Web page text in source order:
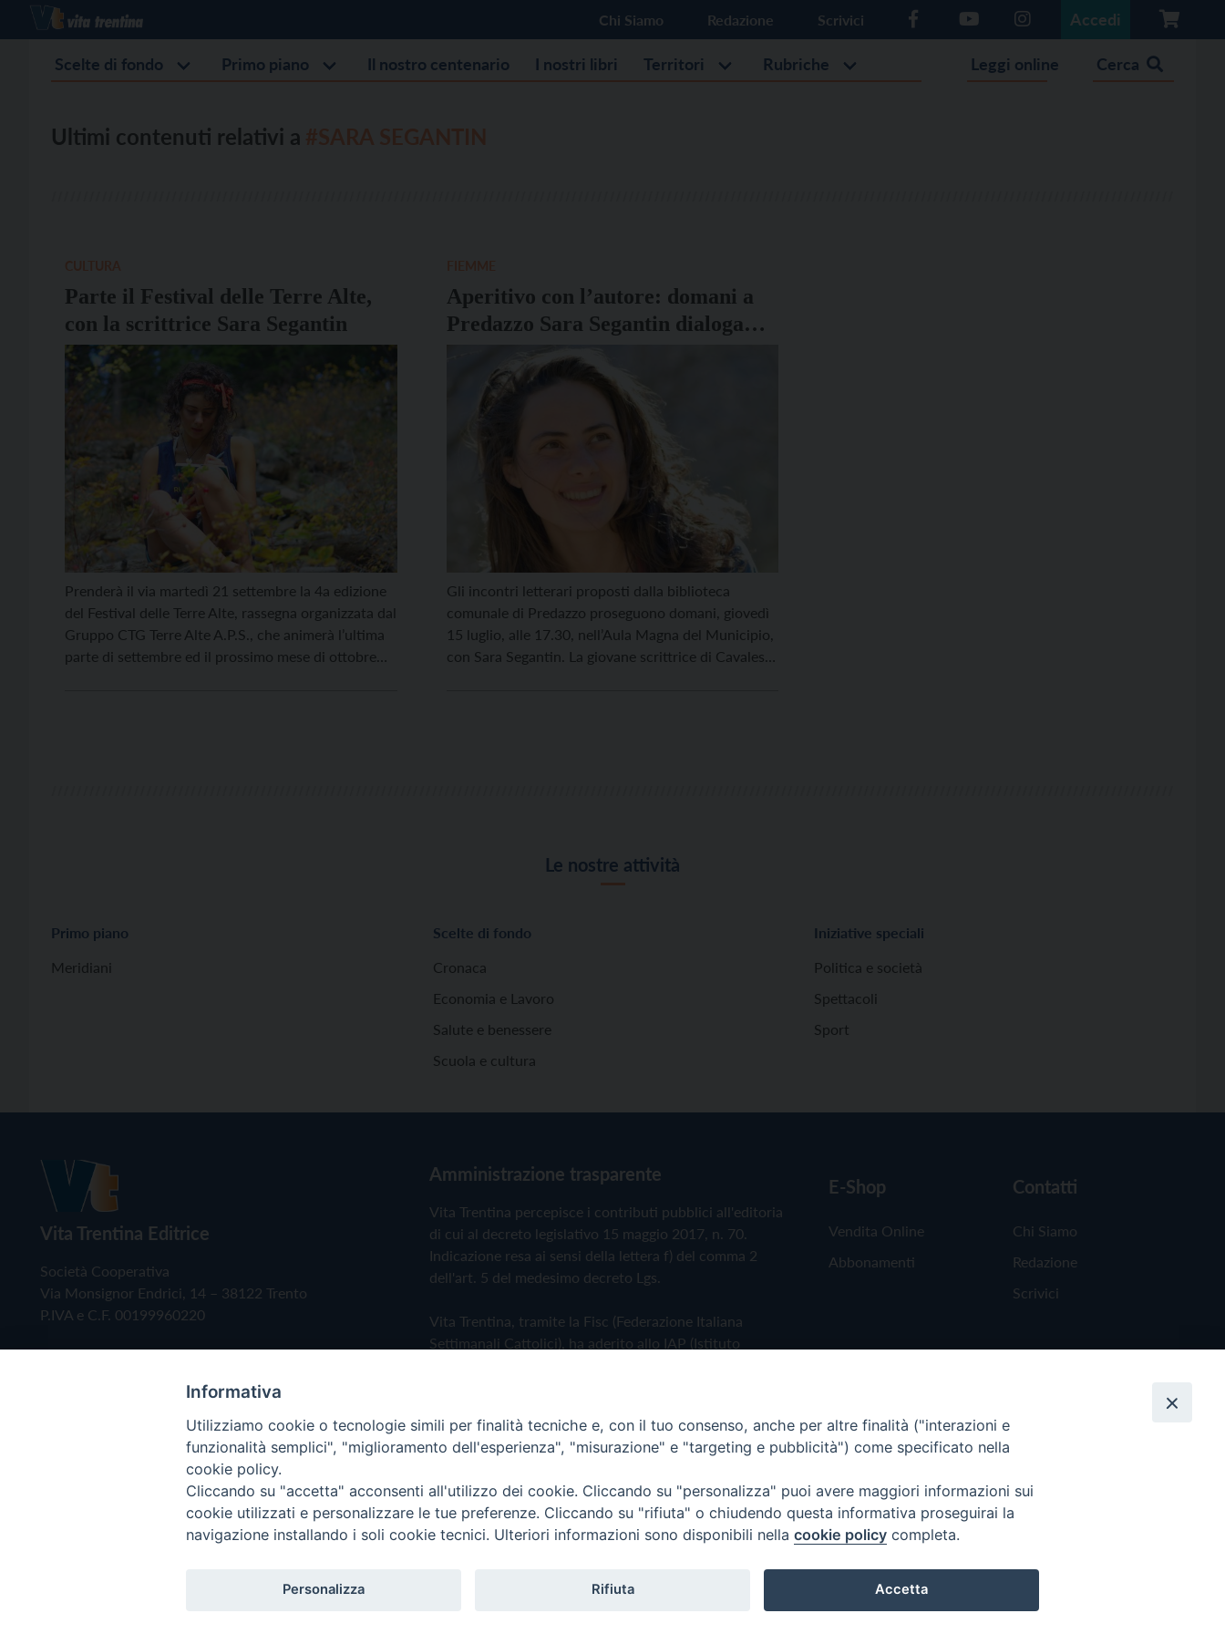
Chi Siamo Redazione Scrivici Accedi
Scelte di fondo Primo piano Il nostro centenario I nostri libri Territori Rubriche Leggi online Cerca
Ultimi contenuti relativi a
Parte il Festival delle Terre Alte,
con la scrittrice Sara Segantin
Prenderà il via martedì 21 settembre la 4a edizione
del Festival delle Terre Alte, rassegna organizzata dal
Gruppo CTG Terre Alte A.P.S., che animerà l’ultima
parte di settembre ed il prossimo mese di ottobre
Aperitivo con l’autore: domani a
Predazzo Sara Segantin dialoga
Gli incontri letterari proposti dalla biblioteca
comunale di Predazzo proseguono domani, giovedì
15 luglio, alle 17.30, nell’Aula Magna del Municipio,
con Sara Segantin. La giovane scrittrice di Cavalese
Le nostre attività
Primo piano
Meridiani
Scelte di fondo
Cronaca
Economia e Lavoro
Salute e benessere
Scuola e cultura
Iniziative speciali
Politica e società
Spettacoli
Sport
Vita Trentina Editrice
Società Cooperativa
Via Monsignor Endrici, 14 – 38122 Trento
P.IVA e C.F. 00199960220
Amministrazione trasparente
Vita Trentina percepisce i contributi pubblici all'editoria
di cui al decreto legislativo 15 maggio 2017, n. 70.
Indicazione resa ai sensi della lettera f) del comma 2
dell'art. 5 del medesimo decreto Lgs.
Vita Trentina, tramite la Fisc (Federazione Italiana
Settimanali Cattolici), ha aderito allo IAP (Istituto
Privacy Policy Cookie Policy
E-Shop
Vendita Online
Abbonamenti
Contatti
Chi Siamo
Redazione
Scrivici
Copyright © 2019 - Tutti i diritti riservati - Vita Trentina Editrice
Informativa
Utilizziamo cookie o tecnologie simili per finalità tecniche e, con il tuo consenso, anche per altre finalità ("interazioni e
funzionalità semplici", "miglioramento dell'esperienza", "misurazione" e "targeting e pubblicità") come specificato nella
cookie policy.
Cliccando su "accetta" acconsenti all'utilizzo dei cookie. Cliccando su "personalizza" puoi avere maggiori informazioni sui
cookie utilizzati e personalizzare le tue preferenze. Cliccando su "rifiuta" o chiudendo questa informativa proseguirai la
navigazione installando i soli cookie tecnici. Ulteriori informazioni sono disponibili nella cookie policy completa.
Personalizza Rifiuta Accetta